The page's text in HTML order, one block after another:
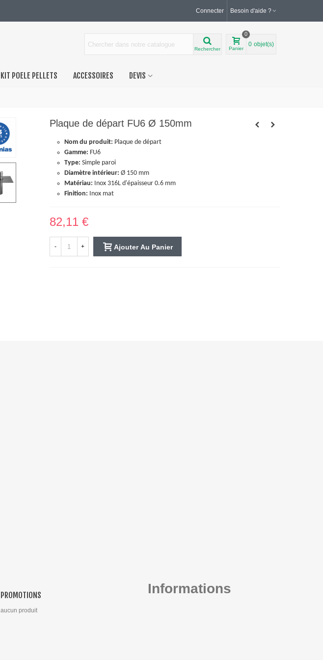
Connecter Besoin d'aide ?
Rechercher Panier
0
0 objet(s)
KIT POELE PELLETS ACCESSOIRES DEVIS
Plaque de départ FU6 Ø 150mm
Nom du produit: Plaque de départ
Gamme: FU6
Type: Simple paroi
Diamètre intérieur: Ø 150 mm
Matériau: Inox 316L d'épaisseur 0.6 mm
Finition: Inox mat
82,11 €
- + Ajouter Au Panier
PROMOTIONS
aucun produit
Informations